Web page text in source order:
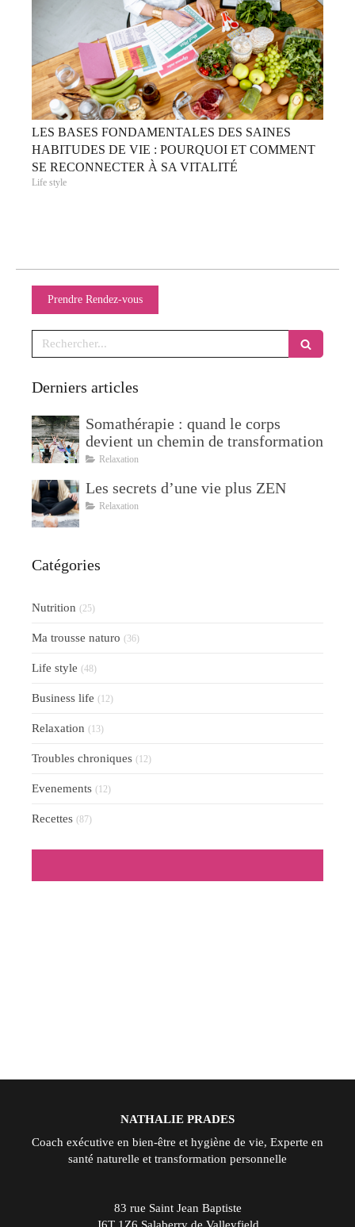
LES BASES FONDAMENTALES DES SAINES
HABITUDES DE VIE : POURQUOI ET COMMENT
SE RECONNECTER À SA VITALITÉ
Life style
Prendre Rendez-vous
Rechercher
Derniers articles
Somathérapie : quand le corps
devient un chemin de transformation
Relaxation
Les secrets d’une vie plus ZEN
Relaxation
Catégories
Nutrition (25)
Ma trousse naturo (36)
Life style (48)
Business life (12)
Relaxation (13)
Troubles chroniques (12)
Evenements (12)
Recettes (87)
NATHALIE PRADES
Coach exécutive en bien-être et hygiène de vie, Experte en
santé naturelle et transformation personnelle
83 rue Saint Jean Baptiste